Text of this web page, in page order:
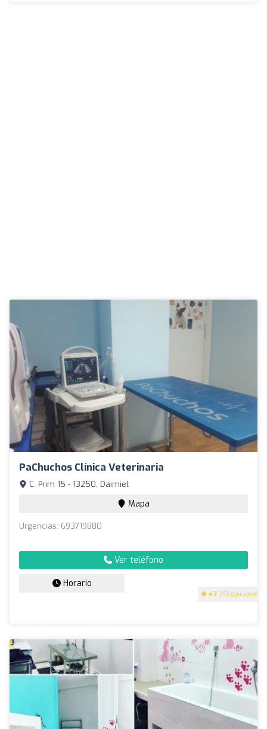
PaChuchos Clínica Veterinaria
4.7 (93 opiniones)
C. Prim 15 - 13250, Daimiel
Mapa
Urgencias: 693719880
Ver teléfono
Horario